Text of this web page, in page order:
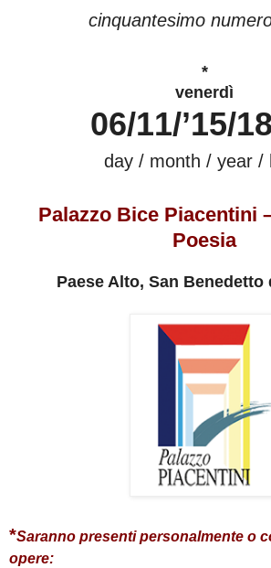
cinquantesimo
*
venerdì
06/11/’15/
day / month / year /
Palazzo Bice Piacentini
Poesia
Paese Alto, San Benedetto
*Saranno presenti personalmente o
opere: